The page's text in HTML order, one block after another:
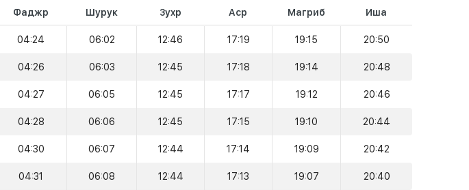
Фаджр Шурук Зухр Аср Магриб Иша
04:24 06:02 12:46 17:19 19:15 20:50
04:26 06:03 12:45 17:18 19:14 20:48
04:27 06:05 12:45 17:17 19:12 20:46
04:28 06:06 12:45 17:15 19:10 20:44
04:30 06:07 12:44 17:14 19:09 20:42
04:31 06:08 12:44 17:13 19:07 20:40